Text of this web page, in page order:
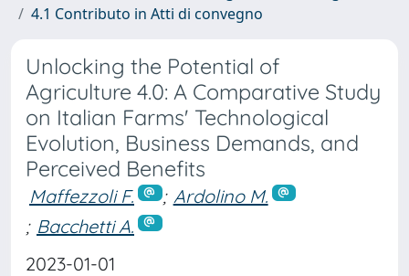
4.1 Contributo in Atti di convegno
Unlocking the Potential of
Agriculture 4.0: A Comparative Study
on Italian Farms' Technological
Evolution, Business Demands, and
Perceived Benefits
Maffezzoli F. ; Ardolino M.
; Bacchetti A.
2023-01-01